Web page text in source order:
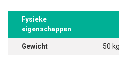
Fysieke
eigenschappen
Gewicht 50 kg